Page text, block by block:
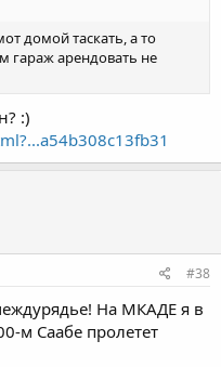
домой таскать, а то
гараж арендовать не
:)
#38
На МКАДЕ я в
м Саабе пролетет